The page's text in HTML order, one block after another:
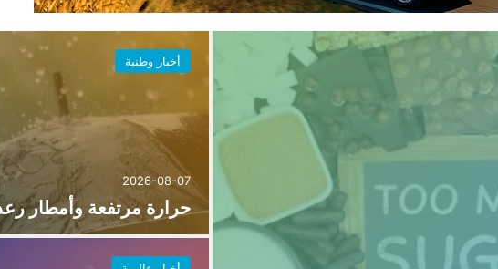
أخبار وطنية
2026-08-07
حرارة مرتفعة وأمطار